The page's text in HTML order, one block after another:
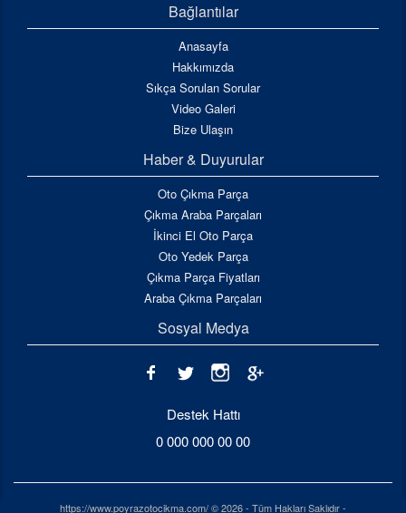
Bağlantılar
Anasayfa
Hakkımızda
Sıkça Sorulan Sorular
Video Galeri
Bize Ulaşın
Haber & Duyurular
Oto Çıkma Parça
Çıkma Araba Parçaları
İkinci El Oto Parça
Oto Yedek Parça
Çıkma Parça Fiyatları
Araba Çıkma Parçaları
Sosyal Medya
Destek Hattı
0 000 000 00 00
https://www.poyrazotocikma.com/ © 2026 - Tüm Hakları Saklıdır -